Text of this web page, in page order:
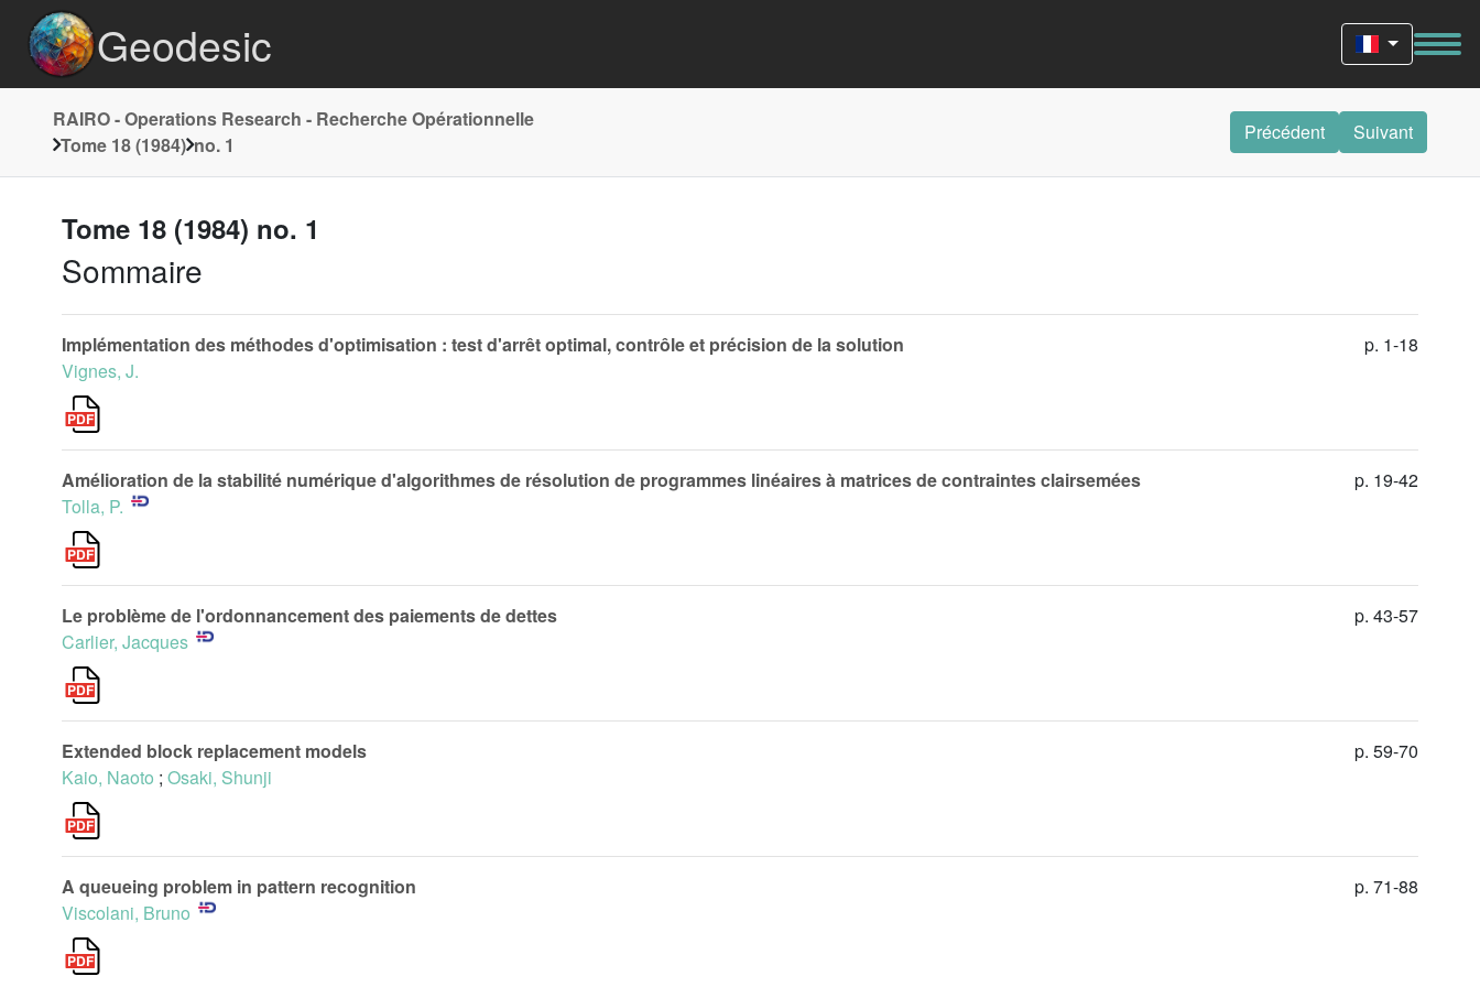
Geodesic
RAIRO - Operations Research - Recherche Opérationnelle
Tome 18 (1984) no. 1
Précédent Suivant
Tome 18 (1984) no. 1
Sommaire
Implémentation des méthodes d'optimisation : test d'arrêt optimal, contrôle et précision de la solution
Vignes, J.
p. 1-18
Amélioration de la stabilité numérique d'algorithmes de résolution de programmes linéaires à matrices de contraintes clairsemées
Tolla, P.
p. 19-42
Le problème de l'ordonnancement des paiements de dettes
Carlier, Jacques
p. 43-57
Extended block replacement models
Kaio, Naoto ; Osaki, Shunji
p. 59-70
A queueing problem in pattern recognition
Viscolani, Bruno
p. 71-88